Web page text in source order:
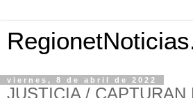
viernes, 8 de abril de 2022
JUSTICIA / CAPTURAN